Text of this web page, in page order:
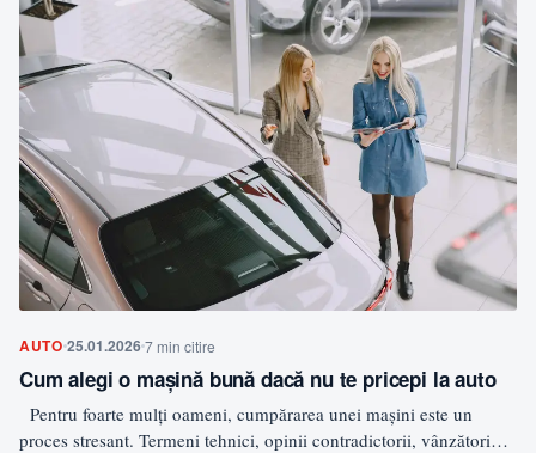
AUTO 25.01.2026 7 min citire
Cum alegi o mașină bună dacă nu te pricepi la auto
Pentru foarte mulți oameni, cumpărarea unei mașini este un
proces stresant. Termeni tehnici, opinii contradictorii, vânzători